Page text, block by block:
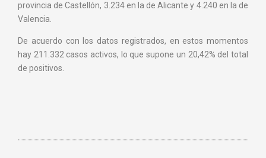
provincia de Castellón, 3.234 en la de Alicante y 4.240 en la de
Valencia.
De acuerdo con los datos registrados, en estos momentos
hay 211.332 casos activos, lo que supone un 20,42% del total
de positivos.